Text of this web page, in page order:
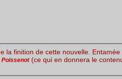
la finition de cette nouvelle.
Poissenot(ce qui en donnera le